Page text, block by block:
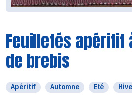
Feuilletés apéritif
de brebis
Apéritif Automne Eté